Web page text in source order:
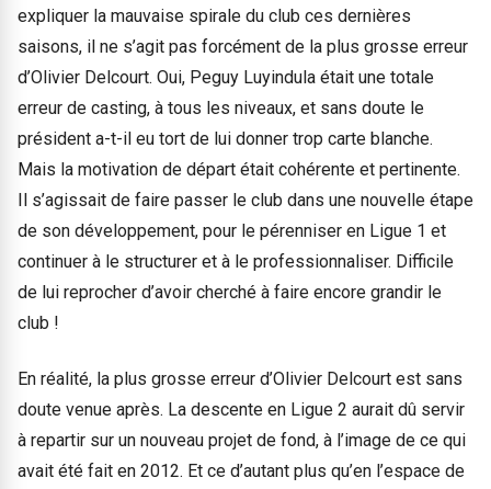
expliquer la mauvaise spirale du club ces dernières
saisons, il ne s’agit pas forcément de la plus grosse erreur
d’Olivier Delcourt. Oui, Peguy Luyindula était une totale
erreur de casting, à tous les niveaux, et sans doute le
président a-t-il eu tort de lui donner trop carte blanche.
Mais la motivation de départ était cohérente et pertinente.
Il s’agissait de faire passer le club dans une nouvelle étape
de son développement, pour le pérenniser en Ligue 1 et
continuer à le structurer et à le professionnaliser. Difficile
de lui reprocher d’avoir cherché à faire encore grandir le
club !
En réalité, la plus grosse erreur d’Olivier Delcourt est sans
doute venue après. La descente en Ligue 2 aurait dû servir
à repartir sur un nouveau projet de fond, à l’image de ce qui
avait été fait en 2012. Et ce d’autant plus qu’en l’espace de